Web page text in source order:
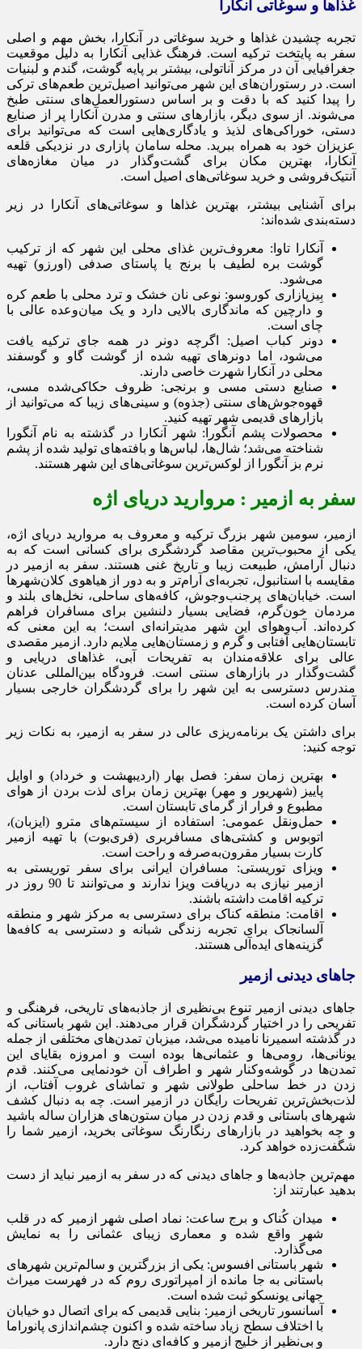
غذاها و سوغاتی آنکارا
تجربه چشیدن غذاها و خرید سوغاتی در آنکارا، بخش مهم و اصلی
سفر به پایتخت ترکیه است. فرهنگ غذایی آنکارا به دلیل موقعیت
جغرافیایی آن در مرکز آناتولی، بیشتر بر پایه گوشت، گندم و لبنیات
است. در رستوران‌های این شهر می‌توانید اصیل‌ترین طعم‌های ترکی
را پیدا کنید که با دقت و بر اساس دستورالعمل‌های سنتی طبخ
می‌شوند. از سوی دیگر، بازارهای سنتی و مدرن آنکارا پر از صنایع
دستی، خوراکی‌های لذیذ و یادگاری‌هایی است که می‌توانید برای
عزیزان خود به همراه ببرید. محله سامان پازاری در نزدیکی قلعه
آنکارا، بهترین مکان برای گشت‌وگذار در میان مغازه‌های
آنتیک‌فروشی و خرید سوغاتی‌های اصیل است.
برای آشنایی بیشتر، بهترین غذاها و سوغاتی‌های آنکارا در زیر
دسته‌بندی شده‌اند:
آنکارا تاوا: معروف‌ترین غذای محلی این شهر که از ترکیب
گوشت بره لطیف با برنج یا پاستای صدفی (اورزو) تهیه
می‌شود.
بِیزپازاری کوروسو: نوعی نان خشک و ترد محلی با طعم کره
و دارچین که ماندگاری بالایی دارد و یک میان‌وعده عالی با
چای است.
دونر کباب اصیل: اگرچه دونر در همه جای ترکیه یافت
می‌شود، اما دونرهای تهیه شده از گوشت گاو و گوسفند
محلی در آنکارا شهرت خاصی دارند.
صنایع دستی مسی و برنجی: ظروف حکاکی‌شده مسی،
قهوه‌جوش‌های سنتی (جذوه) و سینی‌های زیبا که می‌توانید از
بازارهای قدیمی شهر تهیه کنید.
محصولات پشم آنگورا: شهر آنکارا در گذشته به نام آنگورا
شناخته می‌شد؛ شال‌ها، لباس‌ها و بافته‌های تولید شده از پشم
نرم بز آنگورا از لوکس‌ترین سوغاتی‌های این شهر هستند.
سفر به ازمیر : مروارید دریای اژه
ازمیر، سومین شهر بزرگ ترکیه و معروف به مروارید دریای اژه،
یکی از محبوب‌ترین مقاصد گردشگری برای کسانی است که به
دنبال آرامش، طبیعت زیبا و تاریخ غنی هستند. سفر به ازمیر در
مقایسه با استانبول، تجربه‌ای آرام‌تر و به دور از هیاهوی کلان‌شهرها
است. خیابان‌های پرجنب‌وجوش، کافه‌های ساحلی، نخل‌های بلند و
مردمان خون‌گرم، فضایی بسیار دلنشین برای مسافران فراهم
کرده‌اند. آب‌وهوای این شهر مدیترانه‌ای است؛ به این معنی که
تابستان‌هایی آفتابی و گرم و زمستان‌هایی ملایم دارد. ازمیر مقصدی
عالی برای علاقه‌مندان به تفریحات آبی، غذاهای دریایی و
گشت‌وگذار در بازارهای سنتی است. فرودگاه بین‌المللی عدنان
مندرس دسترسی به این شهر را برای گردشگران خارجی بسیار
آسان کرده است.
برای داشتن یک برنامه‌ریزی عالی در سفر به ازمیر، به نکات زیر
توجه کنید:
بهترین زمان سفر: فصل بهار (اردیبهشت و خرداد) و اوایل
پاییز (شهریور و مهر) بهترین زمان برای لذت بردن از هوای
مطبوع و فرار از گرمای تابستان است.
حمل‌ونقل عمومی: استفاده از سیستم‌های مترو (ایزبان)،
اتوبوس و کشتی‌های مسافربری (فری‌بوت) با تهیه ازمیر
کارت بسیار مقرون‌به‌صرفه و راحت است.
ویزای توریستی: مسافران ایرانی برای سفر توریستی به
ازمیر نیازی به دریافت ویزا ندارند و می‌توانند تا 90 روز در
ترکیه اقامت داشته باشند.
اقامت: منطقه کناک برای دسترسی به مرکز شهر و منطقه
آلسانجاک برای تجربه زندگی شبانه و دسترسی به کافه‌ها
گزینه‌های ایده‌آلی هستند.
جاهای دیدنی ازمیر
جاهای دیدنی ازمیر تنوع بی‌نظیری از جاذبه‌های تاریخی، فرهنگی و
تفریحی را در اختیار گردشگران قرار می‌دهند. این شهر باستانی که
در گذشته اسمیرنا نامیده می‌شد، میزبان تمدن‌های مختلفی از جمله
یونانی‌ها، رومی‌ها و عثمانی‌ها بوده است و امروزه بقایای این
تمدن‌ها در گوشه‌وکنار شهر و اطراف آن خودنمایی می‌کنند. قدم
زدن در خط ساحلی طولانی شهر و تماشای غروب آفتاب، از
لذت‌بخش‌ترین تفریحات رایگان در ازمیر است. چه به دنبال کشف
شهرهای باستانی و قدم زدن در میان ستون‌های هزاران ساله باشید
و چه بخواهید در بازارهای رنگارنگ سوغاتی بخرید، ازمیر شما را
شگفت‌زده خواهد کرد.
مهم‌ترین جاذبه‌ها و جاهای دیدنی که در سفر به ازمیر نباید از دست
بدهید عبارتند از:
میدان کُناک و برج ساعت: نماد اصلی شهر ازمیر که در قلب
شهر واقع شده و معماری زیبای عثمانی را به نمایش
می‌گذارد.
شهر باستانی افسوس: یکی از بزرگترین و سالم‌ترین شهرهای
باستانی به جا مانده از امپراتوری روم که در فهرست میراث
جهانی یونسکو ثبت شده است.
آسانسور تاریخی ازمیر: بنایی قدیمی که برای اتصال دو خیابان
با اختلاف سطح زیاد ساخته شده و اکنون چشم‌اندازی پانوراما
و بی‌نظیر از خلیج ازمیر و کافه‌ای دنج دارد.